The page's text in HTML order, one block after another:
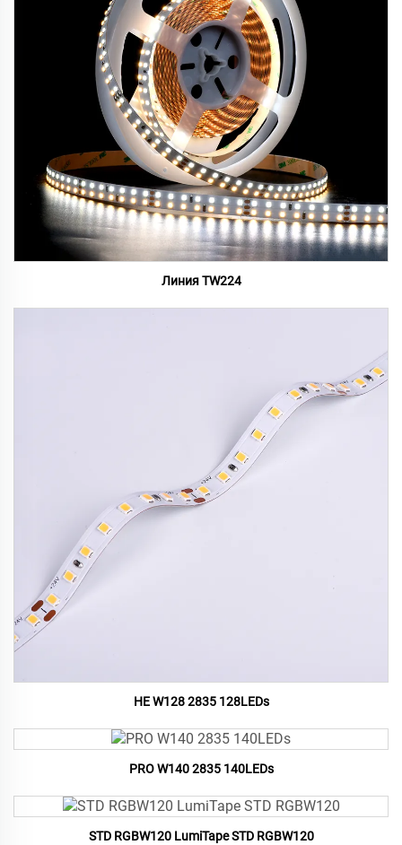
Линия TW224
HE W128 2835 128LEDs
PRO W140 2835 140LEDs
STD RGBW120 LumiTape STD RGBW120